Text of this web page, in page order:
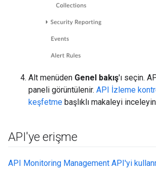
Alt menüden Genel bakış'ı seçin.
paneli görüntülenir. API İzleme
keşfetme başlıklı makaleyi
API'ye erişme
API Monitoring Management API'yi